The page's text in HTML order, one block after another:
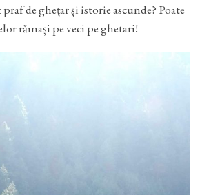
de ghețar și istorie ascunde? Poate
rămași pe veci pe ghetari!